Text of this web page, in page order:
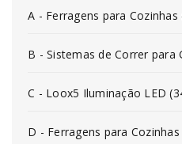
A - Ferragens para Cozinhas
B - Sistemas de Correr para
C - Loox5 Iluminação LED
D - Ferragens para